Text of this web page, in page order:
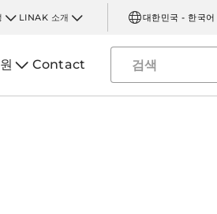
LINAK 소개 대한민국 - 한국어
Contact